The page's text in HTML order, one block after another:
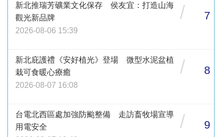
新北推瑞芳礦業文化保存 侯友宜：打造山海
觀光新品牌
2026-08-06 15:39
/ 7
新北庇護禮《安好植光》登場 微型水泥盆植
栽可食暖心療癒
2026-08-07 16:08
/ 8
台電北西區處加強防颱整備 走訪畜牧場宣導
用電安全
/ 9